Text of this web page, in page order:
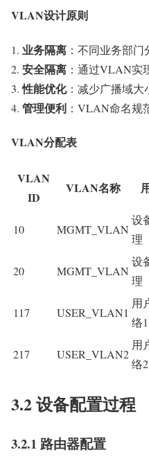
VLAN设计原则
业务隔离 ：不同业务部
安全隔离 ：通过VLAN实
性能优化：减少广播域大
管理便利 ：VLAN命名规
VLAN分配表
VLAN
ID
VLAN名称
10 MGMT_VLAN
设
理
20 MGMT_VLAN
设
理
117 USER_VLAN1
用
络1
217 USER_VLAN2
用
络2
3.2 设备配置过程
3.2.1 路由器配置